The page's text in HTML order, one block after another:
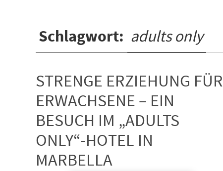
Schlagwort: adults only
STRENGE ERZIEHUNG FÜR
ERWACHSENE – EIN
BESUCH IM „ADULTS
ONLY“-HOTEL IN
MARBELLA